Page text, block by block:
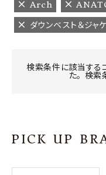
CATEGORY
プライバシーポリシー
Arch
ダウンベスト＆ジャ
検索条件に該当する
た。 検索
PICK UP